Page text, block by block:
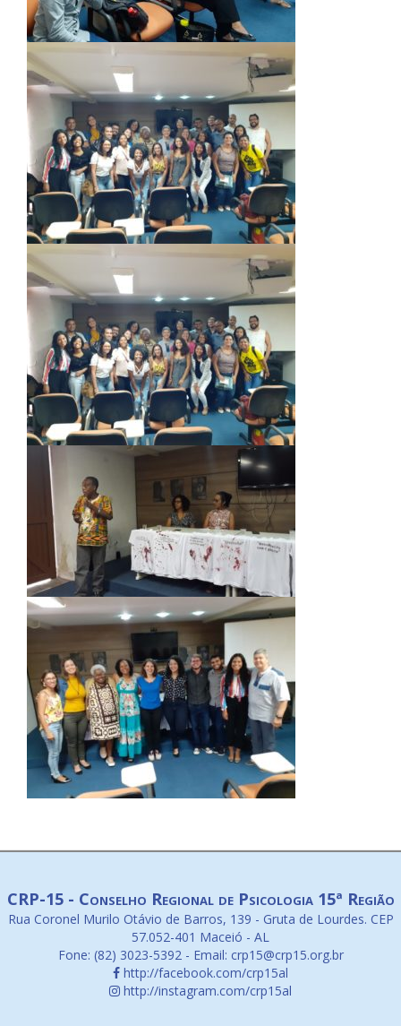
CRP-15 - Conselho Regional de Psicologia 15ª Região
Rua Coronel Murilo Otávio de Barros, 139 - Gruta de Lourdes. CEP
57.052-401 Maceió - AL
Fone: (82) 3023-5392 - Email: crp15@crp15.org.br
http://facebook.com/crp15al
http://instagram.com/crp15al